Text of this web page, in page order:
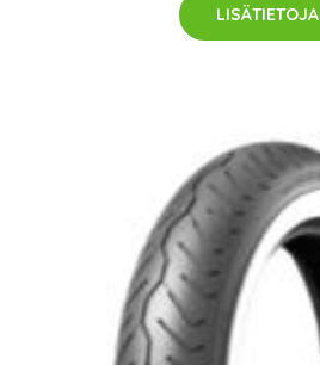
LISÄTIETOJA